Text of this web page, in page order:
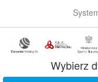
Wybierz